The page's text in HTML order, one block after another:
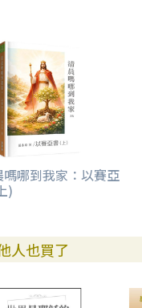
嗎哪到我家：以賽亞
)
人也買了